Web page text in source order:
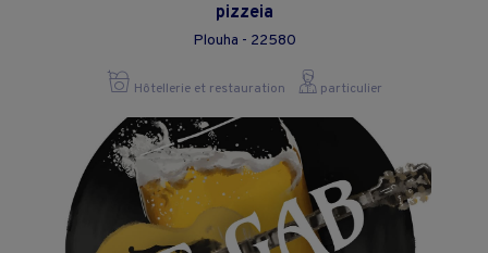
pizzeia
Plouha - 22580
Hôtellerie et restauration particulier